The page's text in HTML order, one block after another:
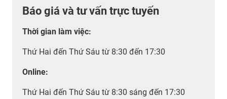
Báo giá và tư vấn trực tuyến
Thời gian làm việc:
Thứ Hai đến Thứ Sáu từ 8:30 đến 17:30
Online:
Thứ Hai đến Thứ Sáu từ 8:30 sáng đến 17:30